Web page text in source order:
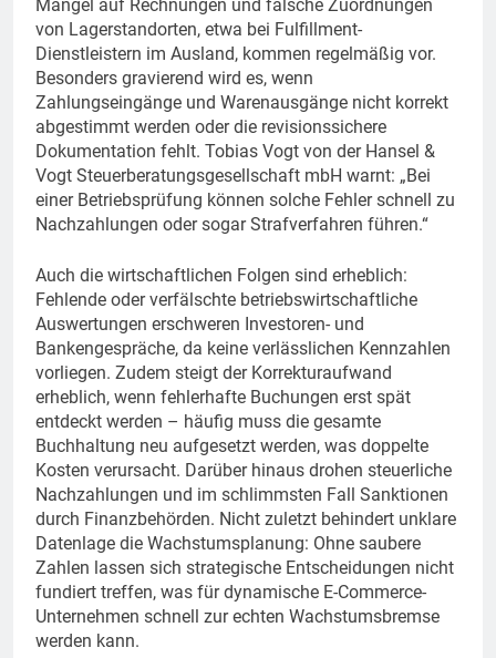
Mängel auf Rechnungen und falsche Zuordnungen
von Lagerstandorten, etwa bei Fulfillment-
Dienstleistern im Ausland, kommen regelmäßig vor.
Besonders gravierend wird es, wenn
Zahlungseingänge und Warenausgänge nicht korrekt
abgestimmt werden oder die revisionssichere
Dokumentation fehlt. Tobias Vogt von der Hansel &
Vogt Steuerberatungsgesellschaft mbH warnt: „Bei
einer Betriebsprüfung können solche Fehler schnell zu
Nachzahlungen oder sogar Strafverfahren führen.“
Auch die wirtschaftlichen Folgen sind erheblich:
Fehlende oder verfälschte betriebswirtschaftliche
Auswertungen erschweren Investoren- und
Bankengespräche, da keine verlässlichen Kennzahlen
vorliegen. Zudem steigt der Korrekturaufwand
erheblich, wenn fehlerhafte Buchungen erst spät
entdeckt werden – häufig muss die gesamte
Buchhaltung neu aufgesetzt werden, was doppelte
Kosten verursacht. Darüber hinaus drohen steuerliche
Nachzahlungen und im schlimmsten Fall Sanktionen
durch Finanzbehörden. Nicht zuletzt behindert unklare
Datenlage die Wachstumsplanung: Ohne saubere
Zahlen lassen sich strategische Entscheidungen nicht
fundiert treffen, was für dynamische E-Commerce-
Unternehmen schnell zur echten Wachstumsbremse
werden kann.